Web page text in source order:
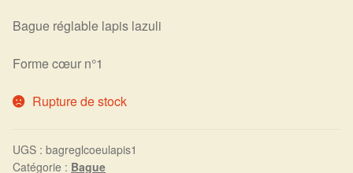
Cadeaux de naissance
Bague réglable lapis lazuli
Forme cœur n°1
Rupture de stock
UGS : bagreglcoeulapis1
Catégorie : Bague